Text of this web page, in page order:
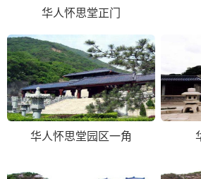
华人怀思堂正门
华人怀思堂园区一角